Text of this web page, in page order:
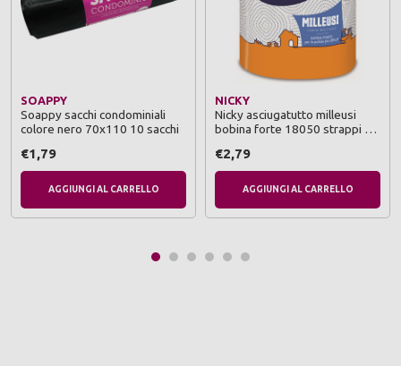
SOAPPY
Soappy sacchi condominiali
colore nero 70x110 10 sacchi
€1,79
AGGIUNGI AL CARRELLO
NICKY
Nicky asciugatutto milleusi
bobina forte 18050 strappi 3
€2,79
AGGIUNGI AL CARRELLO